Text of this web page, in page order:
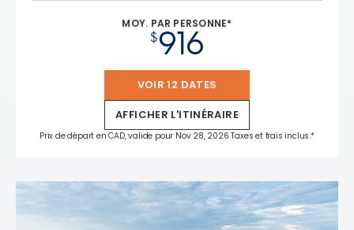
MOY. PAR PERSONNE*
$916
VOIR 12 DATES
AFFICHER L'ITINÉRAIRE
Prix de départ en CAD, valide pour Nov 28, 2026 Taxes et frais inclus.*